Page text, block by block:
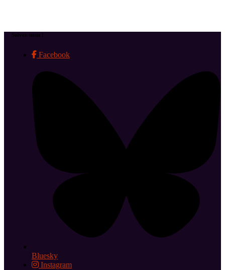
Suivez-nous !
Facebook
Bluesky
Instagram